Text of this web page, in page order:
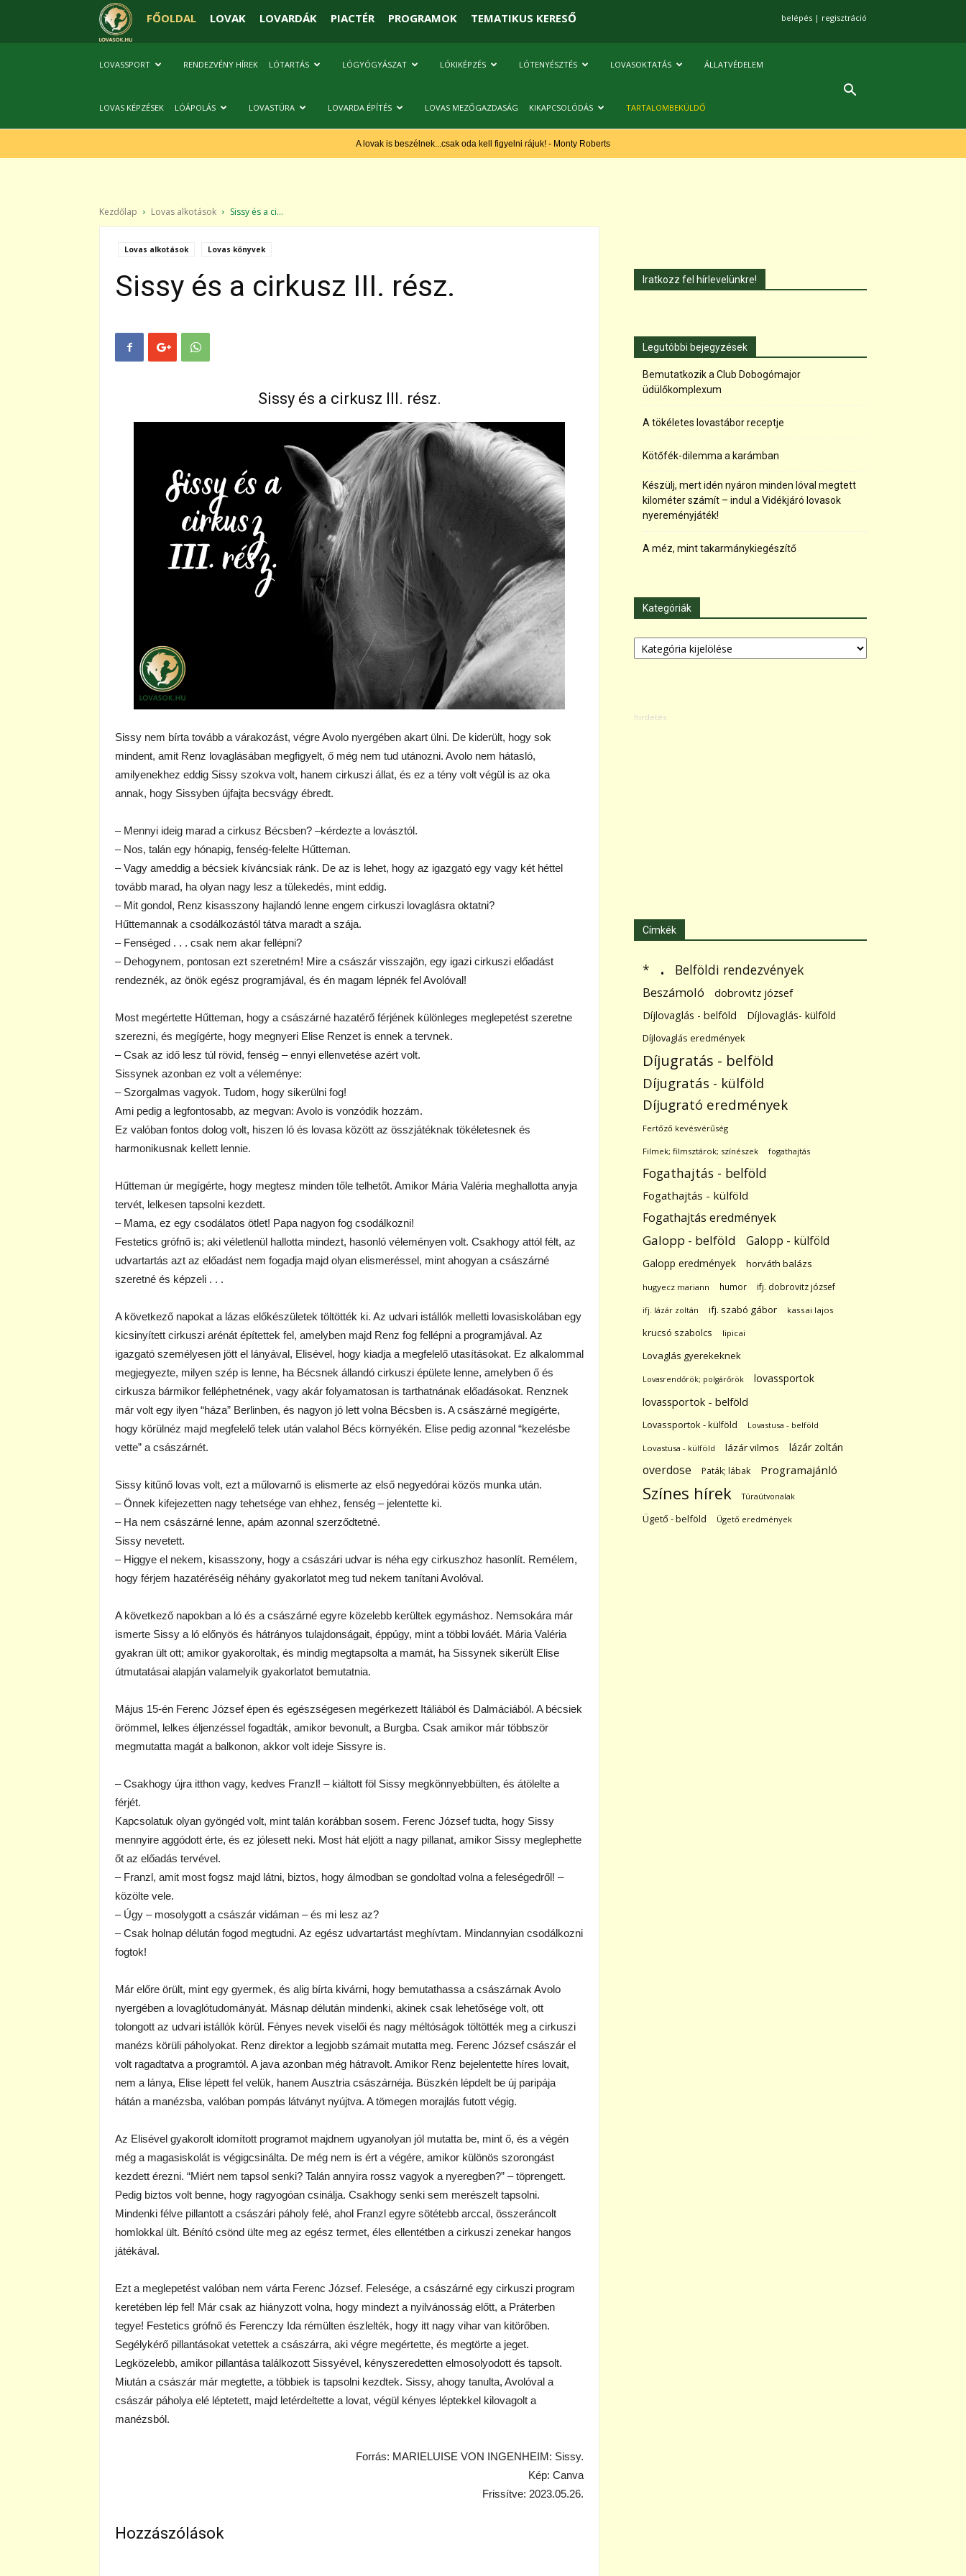
FŐOLDAL LOVAK LOVARDÁK PIACTÉR PROGRAMOK TEMATIKUS KERESŐ belépés | regisztráció
LOVASSPORT RENDEZVÉNY HÍREK LÓTARTÁS LÓGYÓGYÁSZAT LÓKIKÉPZÉS LÓTENYÉSZTÉS LOVASOKTATÁS ÁLLATVÉDELEM
LOVAS KÉPZÉSEK LÓÁPOLÁS LOVASTÚRA LOVARDA ÉPÍTÉS LOVAS MEZŐGAZDASÁG KIKAPCSOLÓDÁS TARTALOMBEKÜLDŐ
A lovak is beszélnek...csak oda kell figyelni rájuk! - Monty Roberts
Kezdőlap Lovas alkotások Sissy és a ci...
Lovas alkotások Lovas könyvek
Sissy és a cirkusz III. rész.
Sissy és a cirkusz III. rész.
Sissy nem bírta tovább a várakozást, végre Avolo nyergében akart ülni. De kiderült, hogy sok
mindent, amit Renz lovaglásában megfigyelt, ő még nem tud utánozni. Avolo nem hátasló,
amilyenekhez eddig Sissy szokva volt, hanem cirkuszi állat, és ez a tény volt végül is az oka
annak, hogy Sissyben újfajta becsvágy ébredt.
– Mennyi ideig marad a cirkusz Bécsben? –kérdezte a lovásztól.
– Nos, talán egy hónapig, fenség-felelte Hűtteman.
– Vagy ameddig a bécsiek kíváncsiak ránk. De az is lehet, hogy az igazgató egy vagy két héttel
tovább marad, ha olyan nagy lesz a tülekedés, mint eddig.
– Mit gondol, Renz kisasszony hajlandó lenne engem cirkuszi lovaglásra oktatni?
Hűttemannak a csodálkozástól tátva maradt a szája.
– Fenséged . . . csak nem akar fellépni?
– Dehogynem, pontosan ezt szeretném! Mire a császár visszajön, egy igazi cirkuszi előadást
rendeznék, az önök egész programjával, és én magam lépnék fel Avolóval!
Most megértette Hűtteman, hogy a császárné hazatérő férjének különleges meglepetést szeretne
szerezni, és megígérte, hogy megnyeri Elise Renzet is ennek a tervnek.
– Csak az idő lesz túl rövid, fenség – ennyi ellenvetése azért volt.
Sissynek azonban ez volt a véleménye:
– Szorgalmas vagyok. Tudom, hogy sikerülni fog!
Ami pedig a legfontosabb, az megvan: Avolo is vonzódik hozzám.
Ez valóban fontos dolog volt, hiszen ló és lovasa között az összjátéknak tökéletesnek és
harmonikusnak kellett lennie.
Hűtteman úr megígérte, hogy megtesz minden tőle telhetőt. Amikor Mária Valéria meghallotta anyja
tervét, lelkesen tapsolni kezdett.
– Mama, ez egy csodálatos ötlet! Papa nagyon fog csodálkozni!
Festetics grófnő is; aki véletlenül hallotta mindezt, hasonló véleményen volt. Csakhogy attól félt, az
udvartartás azt az előadást nem fogadja majd olyan elismeréssel, mint ahogyan a császárné
szeretné és képzeli . . .
A következő napokat a lázas előkészületek töltötték ki. Az udvari istállók melletti lovasiskolában egy
kicsinyített cirkuszi arénát építettek fel, amelyben majd Renz fog fellépni a programjával. Az
igazgató személyesen jött el lányával, Elisével, hogy kiadja a megfelelő utasításokat. Ez alkalommal
megjegyezte, milyen szép is lenne, ha Bécsnek állandó cirkuszi épülete lenne, amelyben ő és
cirkusza bármikor felléphetnének, vagy akár folyamatosan is tarthatnának előadásokat. Renznek
már volt egy ilyen “háza” Berlinben, és nagyon jó lett volna Bécsben is. A császárné megígérte,
hogy körülnéz majd megfelelő telek után valahol Bécs környékén. Elise pedig azonnal “kezelésbe
vette” a császárnét.
Sissy kitűnő lovas volt, ezt a műlovarnő is elismerte az első negyedórai közös munka után.
– Önnek kifejezetten nagy tehetsége van ehhez, fenség – jelentette ki.
– Ha nem császárné lenne, apám azonnal szerződtetné.
Sissy nevetett.
– Higgye el nekem, kisasszony, hogy a császári udvar is néha egy cirkuszhoz hasonlít. Remélem,
hogy férjem hazatéréséig néhány gyakorlatot meg tud nekem tanítani Avolóval.
A következő napokban a ló és a császárné egyre közelebb kerültek egymáshoz. Nemsokára már
ismerte Sissy a ló előnyös és hátrányos tulajdonságait, éppúgy, mint a többi lováét. Mária Valéria
gyakran ült ott; amikor gyakoroltak, és mindig megtapsolta a mamát, ha Sissynek sikerült Elise
útmutatásai alapján valamelyik gyakorlatot bemutatnia.
Május 15-én Ferenc József épen és egészségesen megérkezett Itáliából és Dalmáciából. A bécsiek
örömmel, lelkes éljenzéssel fogadták, amikor bevonult, a Burgba. Csak amikor már többször
megmutatta magát a balkonon, akkor volt ideje Sissyre is.
– Csakhogy újra itthon vagy, kedves Franzl! – kiáltott föl Sissy megkönnyebbülten, és átölelte a
férjét.
Kapcsolatuk olyan gyöngéd volt, mint talán korábban sosem. Ferenc József tudta, hogy Sissy
mennyire aggódott érte, és ez jólesett neki. Most hát eljött a nagy pillanat, amikor Sissy meglephette
őt az előadás tervével.
– Franzl, amit most fogsz majd látni, biztos, hogy álmodban se gondoltad volna a feleségedről! –
közölte vele.
– Úgy – mosolygott a császár vidáman – és mi lesz az?
– Csak holnap délután fogod megtudni. Az egész udvartartást meghívtam. Mindannyian csodálkozni
fogtok!
Már előre örült, mint egy gyermek, és alig bírta kivárni, hogy bemutathassa a császárnak Avolo
nyergében a lovaglótudományát. Másnap délután mindenki, akinek csak lehetősége volt, ott
tolongott az udvari istállók körül. Fényes nevek viselői és nagy méltóságok töltötték meg a cirkuszi
manézs körüli páholyokat. Renz direktor a legjobb számait mutatta meg. Ferenc József császár el
volt ragadtatva a programtól. A java azonban még hátravolt. Amikor Renz bejelentette híres lovait,
nem a lánya, Elise lépett fel velük, hanem Ausztria császárnéja. Büszkén lépdelt be új paripája
hátán a manézsba, valóban pompás látványt nyújtva. A tömegen morajlás futott végig.
Az Elisével gyakorolt idomított programot majdnem ugyanolyan jól mutatta be, mint ő, és a végén
még a magasiskolát is végigcsinálta. De még nem is ért a végére, amikor különös szorongást
kezdett érezni. “Miért nem tapsol senki? Talán annyira rossz vagyok a nyeregben?” – töprengett.
Pedig biztos volt benne, hogy ragyogóan csinálja. Csakhogy senki sem merészelt tapsolni.
Mindenki félve pillantott a császári páholy felé, ahol Franzl egyre sötétebb arccal, összeráncolt
homlokkal ült. Bénító csönd ülte meg az egész termet, éles ellentétben a cirkuszi zenekar hangos
játékával.
Ezt a meglepetést valóban nem várta Ferenc József. Felesége, a császárné egy cirkuszi program
keretében lép fel! Már csak az hiányzott volna, hogy mindezt a nyilvánosság előtt, a Práterben
tegye! Festetics grófnő és Ferenczy Ida rémülten észlelték, hogy itt nagy vihar van kitörőben.
Segélykérő pillantásokat vetettek a császárra, aki végre megértette, és megtörte a jeget.
Legközelebb, amikor pillantása találkozott Sissyével, kényszeredetten elmosolyodott és tapsolt.
Miután a császár már megtette, a többiek is tapsolni kezdtek. Sissy, ahogy tanulta, Avolóval a
császár páholya elé léptetett, majd letérdeltette a lovat, végül kényes léptekkel kilovagolt a
manézsból.
Forrás: MARIELUISE VON INGENHEIM: Sissy.
Kép: Canva
Frissítve: 2023.05.26.
Hozzászólások
Iratkozz fel hírlevelünkre!
Legutóbbi bejegyzések
Bemutatkozik a Club Dobogómajor
üdülőkomplexum
A tökéletes lovastábor receptje
Kötőfék-dilemma a karámban
Készülj, mert idén nyáron minden lóval megtett
kilométer számít – indul a Vidékjáró lovasok
nyereményjáték!
A méz, mint takarmánykiegészítő
Kategóriák
Kategóriák
Címkék
* . Belföldi rendezvények
Beszámoló dobrovitz józsef
Díjlovaglás - belföld Díjlovaglás- külföld
Díjlovaglás eredmények
Díjugratás - belföld
Díjugratás - külföld
Díjugrató eredmények
Fertőző kevésvérűség
Filmek; filmsztárok; színészek fogathajtás
Fogathajtás - belföld
Fogathajtás - külföld
Fogathajtás eredmények
Galopp - belföld Galopp - külföld
Galopp eredmények horváth balázs
hugyecz mariann humor ifj. dobrovitz józsef
ifj. lázár zoltán ifj. szabó gábor kassai lajos
krucsó szabolcs lipicai
Lovaglás gyerekeknek
Lovasrendőrök; polgárőrök
lovassportok
lovassportok - belföld
Lovassportok - külföld Lovastusa - belföld
Lovastusa - külföld lázár vilmos lázár zoltán
overdose Paták; lábak Programajánló
Színes hírek Túraútvonalak
Ügető - belföld Ügető eredmények